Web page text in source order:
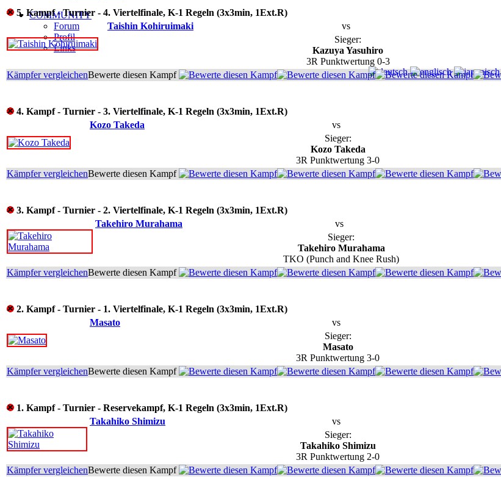
COMMUNITY
Forum
Profil
Links
5. Kampf - Turnier - 4. Viertelfinale, K-1 Regeln (3x3min, 1Ext.R)
Taishin Kohiruimaki
vs
Sieger:
Kazuya Yasuhiro
3R Punktwertung 0-3
Kämpfer vergleichenBewerte diesen Kampf
4. Kampf - Turnier - 3. Viertelfinale, K-1 Regeln (3x3min, 1Ext.R)
Kozo Takeda
vs
Sieger:
Kozo Takeda
3R Punktwertung 3-0
Kämpfer vergleichenBewerte diesen Kampf
3. Kampf - Turnier - 2. Viertelfinale, K-1 Regeln (3x3min, 1Ext.R)
Takehiro Murahama
vs
Sieger:
Takehiro Murahama
TKO (Punch and Knee Rush)
Kämpfer vergleichenBewerte diesen Kampf
2. Kampf - Turnier - 1. Viertelfinale, K-1 Regeln (3x3min, 1Ext.R)
Masato
vs
Sieger:
Masato
3R Punktwertung 3-0
Kämpfer vergleichenBewerte diesen Kampf
1. Kampf - Turnier - Reservekampf, K-1 Regeln (3x3min, 1Ext.R)
Takahiko Shimizu
vs
Sieger:
Takahiko Shimizu
3R Punktwertung 2-0
Kämpfer vergleichenBewerte diesen Kampf